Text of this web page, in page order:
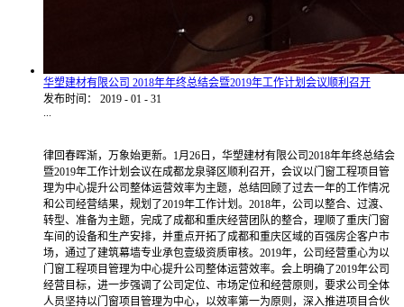
华塑建材有限公司 2018年年终总结会暨2019年工作计划会议顺利召开
发布时间：
2019 - 01 - 31
...
律回春晖渐，万象始更新。1月26日，华塑建材有限公司2018年年终总结会
暨2019年工作计划会议在成都龙泉驿区顺利召开，会议以门窗工程项目管
理为中心提升公司整体运营效率为主题，总结回顾了过去一年的工作情况
和公司经营结果，规划了2019年工作计划。2018年，公司以整合、过渡、
转型、准备为主题，完成了成都和重庆经营团队的整合，理顺了重庆门窗
车间的设备和生产安排，并重点开拓了成都和重庆区域的百强房企客户市
场，通过了建筑幕墙专业承包壹级资质审核。2019年，公司经营重心为以
门窗工程项目管理为中心提升公司整体运营效率。会上明确了2019年公司
经营目标，进一步强调了公司定位、市场定位和经营原则，要求公司全体
人员坚持以门窗项目管理为中心，以效率第一为原则，深入推进项目合伙